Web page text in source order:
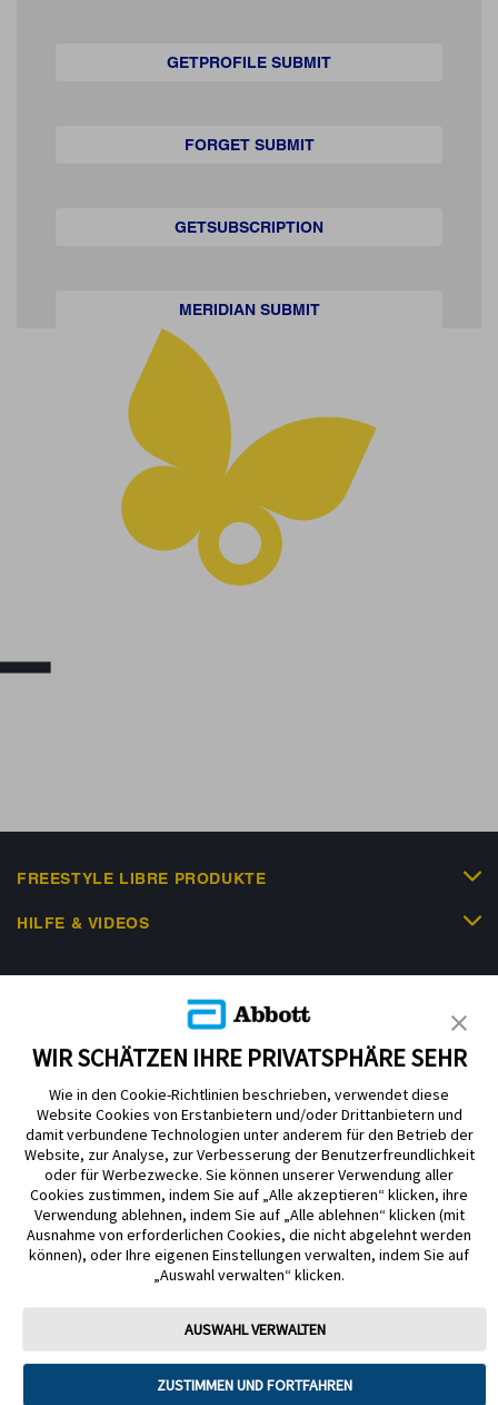
GETPROFILE SUBMIT
FORGET SUBMIT
GETSUBSCRIPTION
MERIDIAN SUBMIT
FREESTYLE LIBRE PRODUKTE
HILFE & VIDEOS
Impressum Nutzungsbedingungen
Datenschutzerklärung
Cookie Richtlinie
Barrierefreiheitserklärung
Mitteilung zur Datenverordnung
Cookie-Präferenzen
Copyright © 2026 Abbott. Alle Rechte vorbehalten. Libre, das
Farbe Gelb sowie sämtliche damit zusammenhängende Marken und/oder
Designs sind das geistige Eigentum der Abbott Unternehmensgruppe in
ausgewählten Ländern.
Tandem Diabetes Care, Inc. Alle Rechte vorbehalten. Tandem Diabetes
Care, die Tandem Logos, Control-IQ, Control-IQ+, t:slim X2, t:slim, Tandem
WIR SCHÄTZEN IHRE PRIVATSPHÄRE SEHR
Wie in den Cookie-Richtlinien beschrieben, verwendet diese
Website Cookies von Erstanbietern und/oder Drittanbietern und
damit verbundene Technologien unter anderem für den Betrieb der
Website, zur Analyse, zur Verbesserung der Benutzerfreundlichkeit
oder für Werbezwecke. Sie können unserer Verwendung aller
Cookies zustimmen, indem Sie auf „Alle akzeptieren“ klicken, ihre
Verwendung ablehnen, indem Sie auf „Alle ablehnen“ klicken (mit
Ausnahme von erforderlichen Cookies, die nicht abgelehnt werden
können), oder Ihre eigenen Einstellungen verwalten, indem Sie auf
„Auswahl verwalten“ klicken.
AUSWAHL VERWALTEN
ZUSTIMMEN UND FORTFAHREN